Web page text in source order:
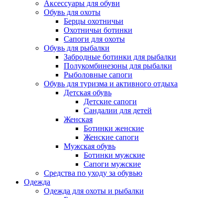
Аксессуары для обуви
Обувь для охоты
Берцы охотничьи
Охотничьи ботинки
Сапоги для охоты
Обувь для рыбалки
Забродные ботинки для рыбалки
Полукомбинезоны для рыбалки
Рыболовные сапоги
Обувь для туризма и активного отдыха
Детская обувь
Детские сапоги
Сандалии для детей
Женская
Ботинки женские
Женские сапоги
Мужская обувь
Ботинки мужские
Сапоги мужские
Средства по уходу за обувью
Одежда
Одежда для охоты и рыбалки